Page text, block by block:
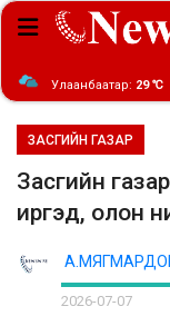
Улаанбаатар: 29 ℃
ЗАСГИЙН ГАЗАР
Засгийн газар
иргэд, олон
2026-07-07